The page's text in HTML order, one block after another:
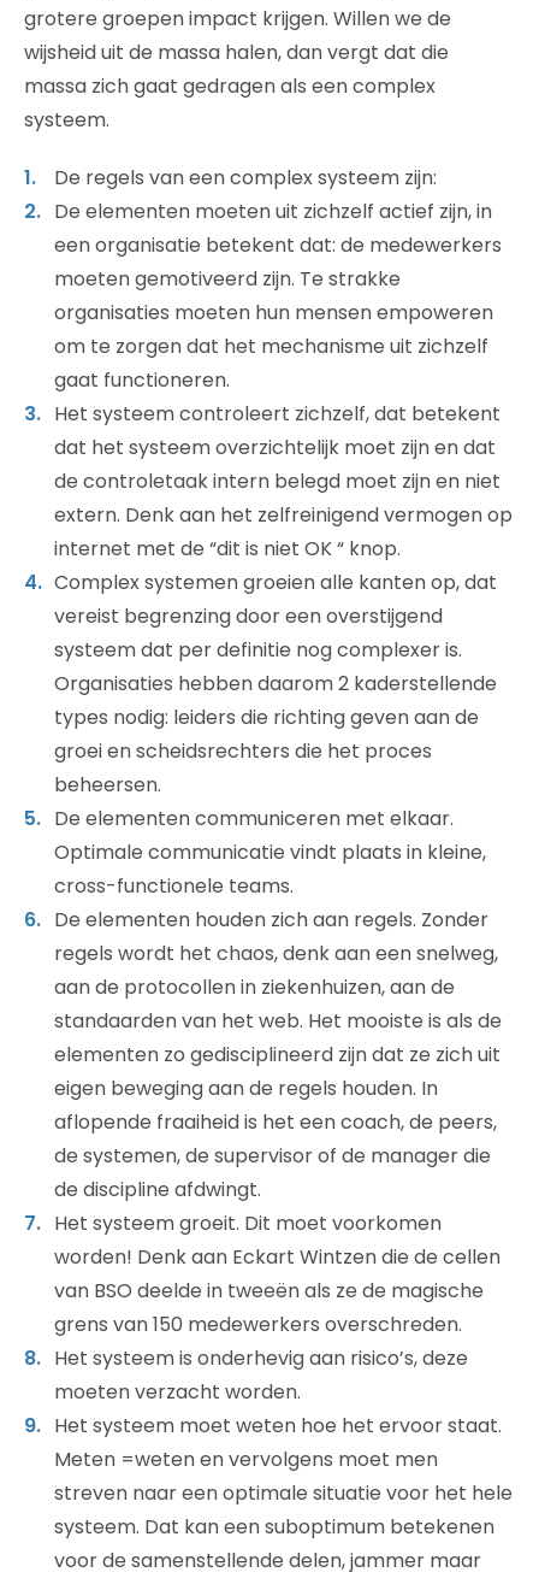
grotere groepen impact krijgen. Willen we de
wijsheid uit de massa halen, dan vergt dat die
massa zich gaat gedragen als een complex
systeem.
De regels van een complex systeem zijn:
De elementen moeten uit zichzelf actief zijn, in
een organisatie betekent dat: de medewerkers
moeten gemotiveerd zijn. Te strakke
organisaties moeten hun mensen empoweren
om te zorgen dat het mechanisme uit zichzelf
gaat functioneren.
Het systeem controleert zichzelf, dat betekent
dat het systeem overzichtelijk moet zijn en dat
de controletaak intern belegd moet zijn en niet
extern. Denk aan het zelfreinigend vermogen op
internet met de “dit is niet OK “ knop.
Complex systemen groeien alle kanten op, dat
vereist begrenzing door een overstijgend
systeem dat per definitie nog complexer is.
Organisaties hebben daarom 2 kaderstellende
types nodig: leiders die richting geven aan de
groei en scheidsrechters die het proces
beheersen.
De elementen communiceren met elkaar.
Optimale communicatie vindt plaats in kleine,
cross-functionele teams.
De elementen houden zich aan regels. Zonder
regels wordt het chaos, denk aan een snelweg,
aan de protocollen in ziekenhuizen, aan de
standaarden van het web. Het mooiste is als de
elementen zo gedisciplineerd zijn dat ze zich uit
eigen beweging aan de regels houden. In
aflopende fraaiheid is het een coach, de peers,
de systemen, de supervisor of de manager die
de discipline afdwingt.
Het systeem groeit. Dit moet voorkomen
worden! Denk aan Eckart Wintzen die de cellen
van BSO deelde in tweeën als ze de magische
grens van 150 medewerkers overschreden.
Het systeem is onderhevig aan risico’s, deze
moeten verzacht worden.
Het systeem moet weten hoe het ervoor staat.
Meten =weten en vervolgens moet men
streven naar een optimale situatie voor het hele
systeem. Dat kan een suboptimum betekenen
voor de samenstellende delen, jammer maar